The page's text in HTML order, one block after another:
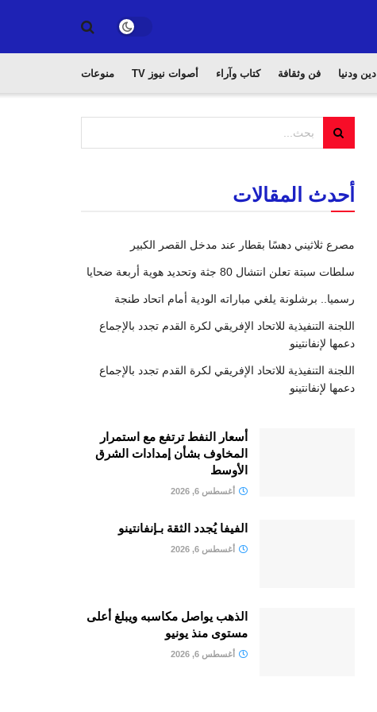
دين ودنيا فن وثقافة كتاب وآراء أصوات نيوز TV منوعات
أحدث المقالات
مصرع ثلاثيني دهسًا بقطار عند مدخل القصر الكبير
سلطات سبتة تعلن انتشال 80 جثة وتحديد هوية أربعة ضحايا
رسميا.. برشلونة يلغي مباراته الودية أمام اتحاد طنجة
اللجنة التنفيذية للاتحاد الإفريقي لكرة القدم تجدد بالإجماع
دعمها لإنفانتينو
اللجنة التنفيذية للاتحاد الإفريقي لكرة القدم تجدد بالإجماع
دعمها لإنفانتينو
أسعار النفط ترتفع مع استمرار
المخاوف بشأن إمدادات الشرق
الأوسط
أغسطس 6, 2026
الفيفا يُجدد الثقة بـإنفانتينو
أغسطس 6, 2026
الذهب يواصل مكاسبه ويبلغ أعلى
مستوى منذ يونيو
أغسطس 6, 2026